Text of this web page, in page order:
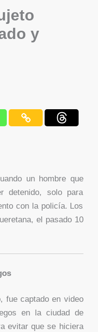
y
un hombre que
detenido, solo para
con la policía. Los
el pasado 10
fue captado en video
en la ciudad de
evitar que se hiciera